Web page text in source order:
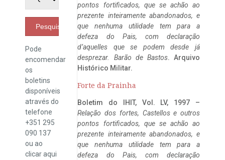
Pesquisar
Pode
encomendar
os
boletins
disponíveis
através do
telefone
+351 295
090 137
ou ao
clicaraqui
pontos fortificados, que se achão ao
prezente inteiramente abandonados, e
que nenhuma utilidade tem para a
defeza do Pais, com declaração
d’aquelles que se podem desde já
desprezar. Barão de Bastos. Arquivo
Histórico Militar.
Forte da Prainha
Boletim do IHIT, Vol. LV, 1997 –
Relação dos fortes, Castellos e outros
pontos fortificados, que se achão ao
prezente inteiramente abandonados, e
que nenhuma utilidade tem para a
defeza do Pais, com declaração